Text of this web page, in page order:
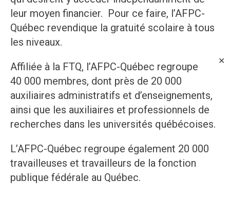
✕
leur moyen financier. Pour ce faire, l’AFPC-
Québec revendique la gratuité scolaire à tous
les niveaux.
Affiliée à la FTQ, l’AFPC-Québec regroupe
40 000 membres, dont près de 20 000
auxiliaires administratifs et d’enseignements,
ainsi que les auxiliaires et professionnels de
recherches dans les universités québécoises.
L’AFPC-Québec regroupe également 20 000
travailleuses et travailleurs de la fonction
publique fédérale au Québec.